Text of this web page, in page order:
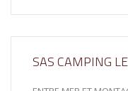
SAS CAMPING